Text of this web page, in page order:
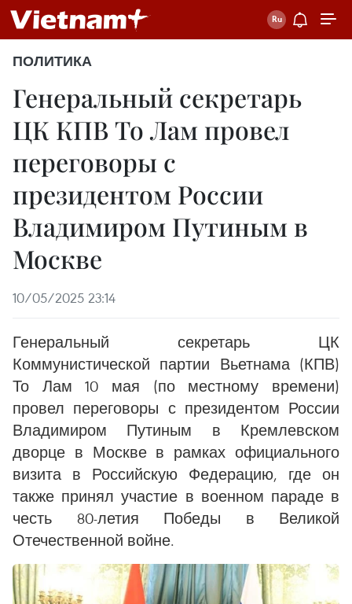
ПОЛИТИКА
Генеральный секретарь
ЦК КПВ То Лам провел
переговоры с
президентом России
Владимиром Путиным в
Москве
10/05/2025 23:14
Генеральный секретарь ЦК
Коммунистической партии Вьетнама (КПВ)
То Лам 10 мая (по местному времени)
провел переговоры с президентом России
Владимиром Путиным в Кремлевском
дворце в Москве в рамках официального
визита в Российскую Федерацию, где он
также принял участие в военном параде в
честь 80-летия Победы в Великой
Отечественной войне.